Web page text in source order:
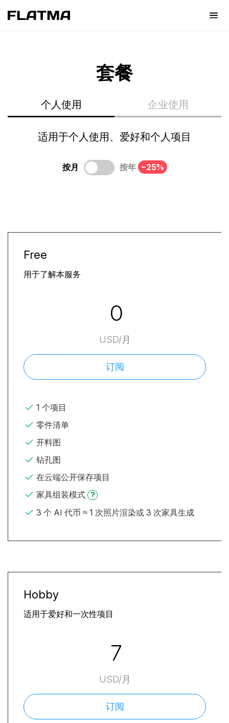
套餐
个人使用 企业使用
适用于个人使用、爱好和个人项目
按月 按年 −25%
Free
用于了解本服务
0
USD/月
订阅
1 个项目
零件清单
开料图
钻孔图
在云端公开保存项目
家具组装模式
?
3 个 AI 代币 ≈ 1 次照片渲染或 3 次家具生成
Hobby
适用于爱好和一次性项目
7
USD/月
订阅